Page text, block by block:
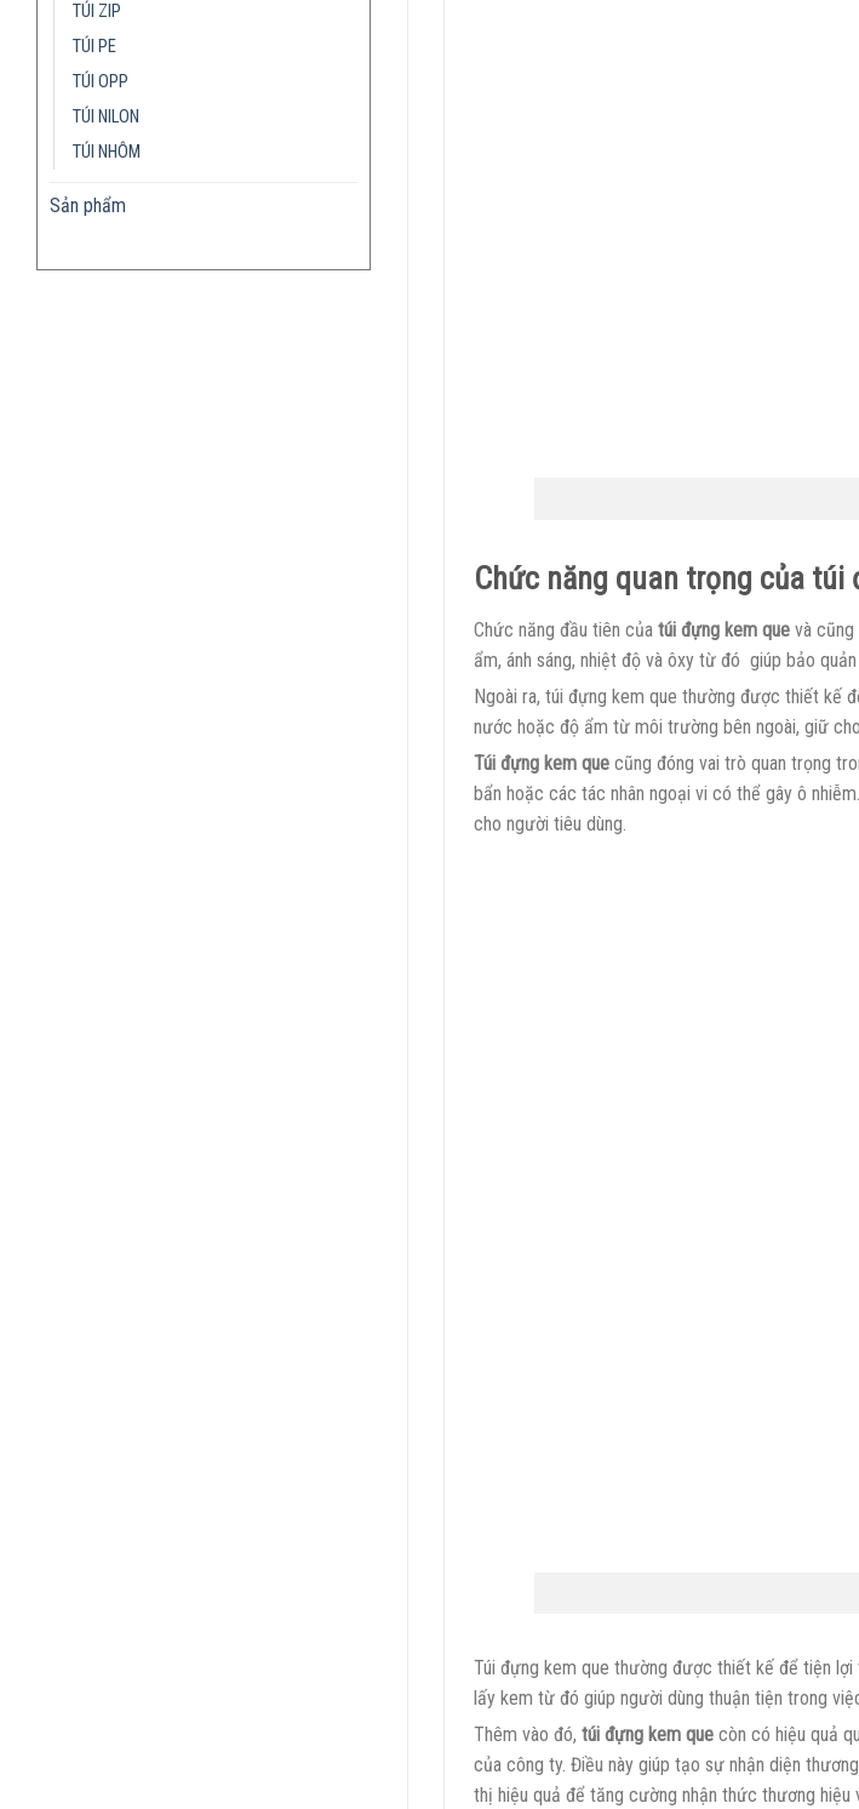
TÚI ZIP
TÚI PE
TÚI OPP
TÚI NILON
TÚI NHÔM
Sản phẩm
Chức năng quan trọng của túi
Chức năng đầu tiên của túi đựng kem que và
ẩm, ánh sáng, nhiệt độ và ôxy từ đó giúp bảo
Ngoài ra, túi đựng kem que thường được thiết kế
nước hoặc độ ẩm từ môi trường bên ngoài, giữ
Túi đựng kem que cũng đóng vai trò quan trọng
bẩn hoặc các tác nhân ngoại vi có thể gây ô
cho người tiêu dùng.
Túi đựng kem que thường được thiết kế để tiện
lấy kem từ đó giúp người dùng thuận tiện trong
Thêm vào đó, túi đựng kem que còn có hiệu quả
của công ty. Điều này giúp tạo sự nhận diện
thị hiệu quả để tăng cường nhận thức thương hiệu